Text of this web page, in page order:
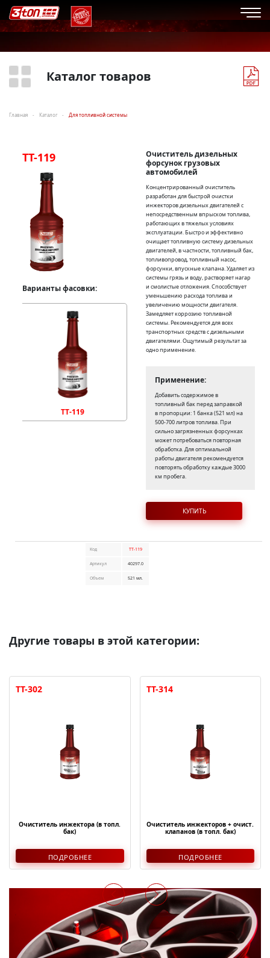
Каталог товаров
Главная Каталог Для топливной системы
TT-119
Варианты фасовки:
TT-119
Очиститель дизельных
форсунок грузовых
автомобилей
Концентрированный очиститель
разработан для быстрой очистки
инжекторов дизельных двигателей с
непосредственным впрыском топлива,
работающих в тяжелых условиях
эксплуатации. Быстро и эффективно
очищает топливную систему дизельных
двигателей, в частности, топливный бак,
топливопровод, топливный насос,
форсунки, впускные клапана. Удаляет из
системы грязь и воду, растворяет нагар
и смолистые отложения. Способствует
уменьшению расхода топлива и
увеличению мощности двигателя.
Замедляет коррозию топливной
системы. Рекомендуется для всех
транспортных средств с дизельными
двигателями. Ощутимый результат за
одно применение.
Применение:
Добавить содержимое в
топливный бак перед заправкой
в пропорции: 1 банка (521 мл) на
500-700 литров топлива. При
сильно загрязненных форсунках
может потребоваться повторная
обработка. Для оптимальной
работы двигателя рекомендуется
повторять обработку каждые 3000
км пробега.
КУПИТЬ
Код TT-119
Артикул 40297.0
Объем 521 мл.
Другие товары в этой категории:
TT-302
Очиститель инжектора (в топл.
бак)
ПОДРОБНЕЕ
TT-314
Очиститель инжекторов + очист.
клапанов (в топл. бак)
ПОДРОБНЕЕ